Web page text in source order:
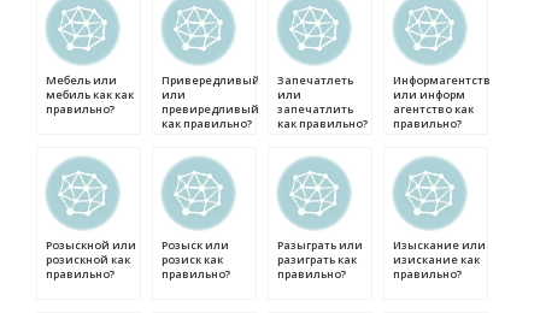
Мебель или
мебиль как как
правильно?
Привередливый
или
превиредливый
как правильно?
Запечатлеть
или
запечатлить
как правильно?
Информагентство
или информ
агентство как
правильно?
Розыскной или
розискной как
правильно?
Розыск или
розиск как
правильно?
Разыграть или
разиграть как
правильно?
Изыскание или
изискание как
правильно?